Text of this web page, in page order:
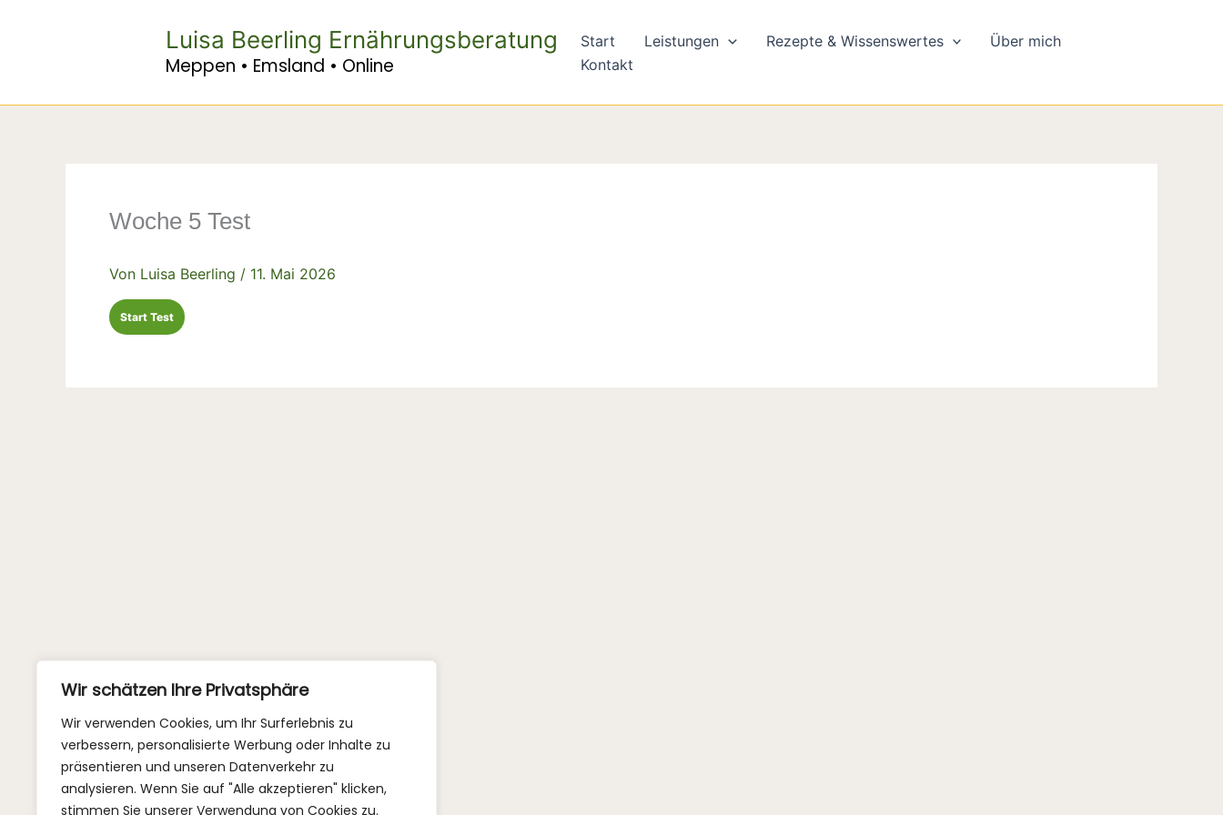
Wir schätzen Ihre Privatsphäre
Wir verwenden Cookies, um Ihr Surferlebnis zu
verbessern, personalisierte Werbung oder Inhalte zu
präsentieren und unseren Datenverkehr zu
analysieren. Wenn Sie auf "Alle akzeptieren" klicken,
stimmen Sie unserer Verwendung von Cookies zu.
Luisa Beerling Ernährungsberatung
Meppen • Emsland • Online
Start Leistungen Rezepte & Wissenswertes
Über mich
Kontakt
Woche 5 Test
Von Luisa Beerling / 11. Mai 2026